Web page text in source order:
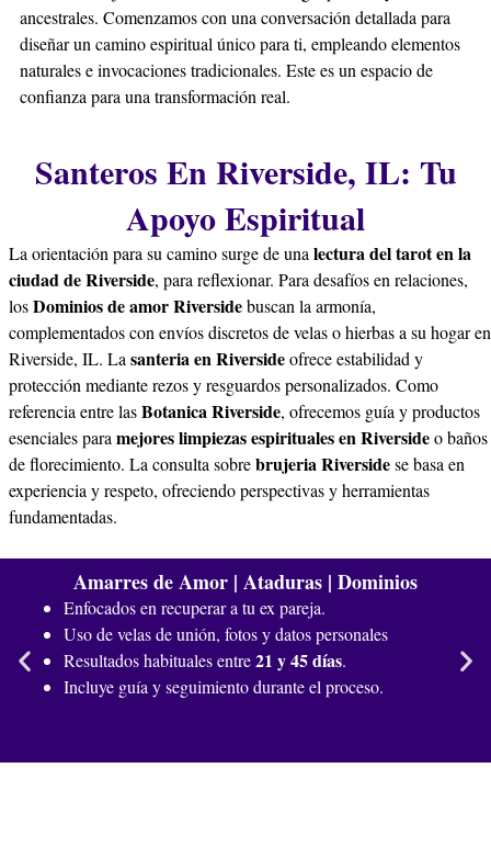
ancestrales. Comenzamos con una conversación detallada para
diseñar un camino espiritual único para ti, empleando elementos
naturales e invocaciones tradicionales. Este es un espacio de
confianza para una transformación real.
Santeros En Riverside, IL: Tu
Apoyo Espiritual
La orientación para su camino surge de una lectura del tarot en la
ciudad de Riverside, para reflexionar. Para desafíos en relaciones,
losDominios de amor Riversidebuscan la armonía,
complementados con envíos discretos de velas o hierbas a su hogar en
Riverside, IL. La santeria en Riversideofrece estabilidad y
protección mediante rezos y resguardos personalizados. Como
referencia entre lasBotanica Riverside, ofrecemos guía y productos
esenciales para mejores limpiezas espirituales en Riversideo baños
de florecimiento. La consulta sobrebrujeria Riversidese basa en
experiencia y respeto, ofreciendo perspectivas y herramientas
fundamentadas.
Amarres de Amor | Ataduras | Dominios
Enfocados en recuperar a tu ex pareja.
Uso de velas de unión, fotos y datos personales
Resultados habituales entre21 y 45 días.
Incluye guía y seguimiento durante el proceso.